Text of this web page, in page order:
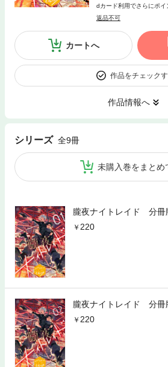
dカード利用でさらにポイ
返品不可
カートへ
作品をチェック
作品情報へ
シリーズ 全9冊
未購入巻をまとめ
朧夜ナイトレイド 分冊
220
朧夜ナイトレイド 分冊
220